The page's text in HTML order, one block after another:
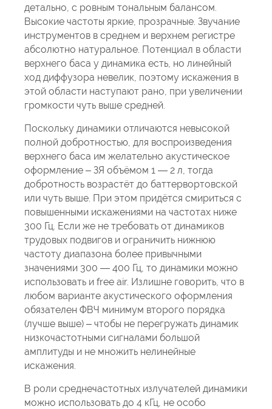
детально, с ровным тональным балансом.
Высокие частоты яркие, прозрачные. Звучание
инструментов в среднем и верхнем регистре
абсолютно натуральное. Потенциал в области
верхнего баса у динамика есть, но линейный
ход диффузора невелик, поэтому искажения в
этой области наступают рано, при увеличении
громкости чуть выше средней.
Поскольку динамики отличаются невысокой
полной добротностью, для воспроизведения
верхнего баса им желательно акустическое
оформление – ЗЯ объёмом 1 — 2 л, тогда
добротность возрастёт до баттервортовской
или чуть выше. При этом придётся смириться с
повышенными искажениями на частотах ниже
300 Гц. Если же не требовать от динамиков
трудовых подвигов и ограничить нижнюю
частоту диапазона более привычными
значениями 300 — 400 Гц, то динамики можно
использовать и free air. Излишне говорить, что в
любом варианте акустического оформления
обязателен ФВЧ минимум второго порядка
(лучше выше) – чтобы не перегружать динамик
низкочастотными сигналами большой
амплитуды и не множить нелинейные
искажения.
В роли среднечастотных излучателей динамики
можно использовать до 4 кГц, не особо